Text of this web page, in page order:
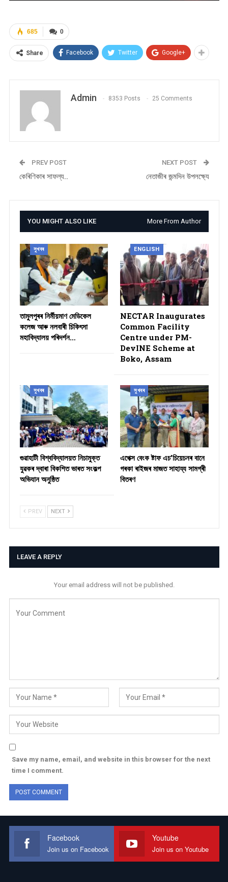
0
685
Share Facebook Twitter Google+
Admin 8353 Posts 25 Comments
PREV POST
কেৰিণিকাৰ সাফল্য..
NEXT POST
নেতাজীৰ জন্মদিন উপলক্ষ্যে
YOU MIGHT ALSO LIKE More From Author
সুখবৰ
তামুলপুৰৰ নিৰ্মীয়মাণ মেডিকেল
কলেজ আৰু নলবাৰী চিকিৎসা
মহাবিদ্যালয় পৰিদৰ্শন…
ENGLISH
NECTAR Inaugurates
Common Facility
Centre under PM-
DevINE Scheme at
Boko, Assam
সুখবৰ
গুৱাহাটী বিশ্ববিদ্যালয়ত নিচামুক্ত
যুৱকৰ দ্বাৰা বিকশিত ভাৰত সংকল্প
অভিযান অনুষ্ঠিত
সুখবৰ
​এপেক্স বেংক ষ্টাফ এচ’চিয়েচনৰ বানে
গৰকা ৰাইজৰ মাজত সাহায্য সামগ্ৰী
বিতৰণ ​
PREV NEXT
LEAVE A REPLY
Your email address will not be published.
Save my name, email, and website in this browser for the next
time I comment.
Facebook
Join us on Facebook
Youtube
Join us on Youtube